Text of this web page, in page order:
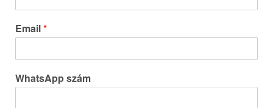
Email*
WhatsApp szám